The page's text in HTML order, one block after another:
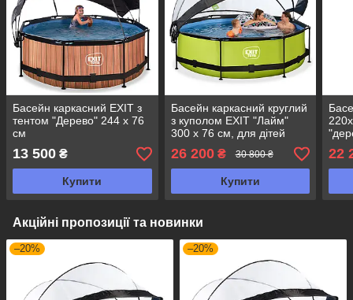
Басейн каркасний EXIT з
тентом "Дерево" 244 х 76
см
13 500 ₴
Купити
Басейн каркасний круглий
з куполом EXIT "Лайм"
300 х 76 см, для дітей
26 200₴ 30 800 ₴
Купити
22
Акційні пропозиції та новинки
–20% –20%